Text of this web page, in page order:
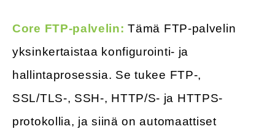
Core FTP-palvelin: Tämä FTP-palvelin
yksinkertaistaa konfigurointi- ja
hallintaprosessia. Se tukee FTP-,
SSL/TLS-, SSH-, HTTP/S- ja HTTPS-
protokollia, ja siinä on automaattiset